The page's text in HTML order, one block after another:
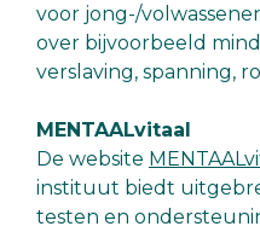
voor jong-/
over bijvoorbeeld
verslaving, spanning,
MENTAALvitaal
De website
instituut biedt
testen en